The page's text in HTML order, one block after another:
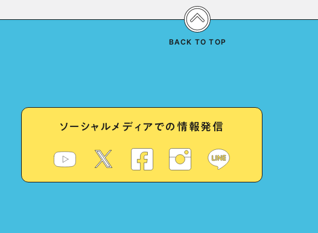
ソーシャルメディアでの情報発信
BACK TO TOP